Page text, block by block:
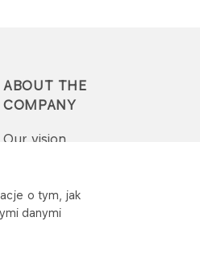
o tym, jak
danymi
ABOUT THE
COMPANY
Our vision
Report a question or